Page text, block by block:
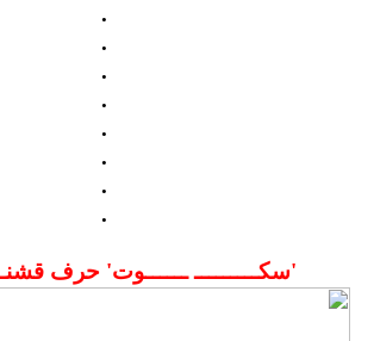
.
.
.
.
.
.
.
.
'سکـــــــــ ــــــوت' حرف